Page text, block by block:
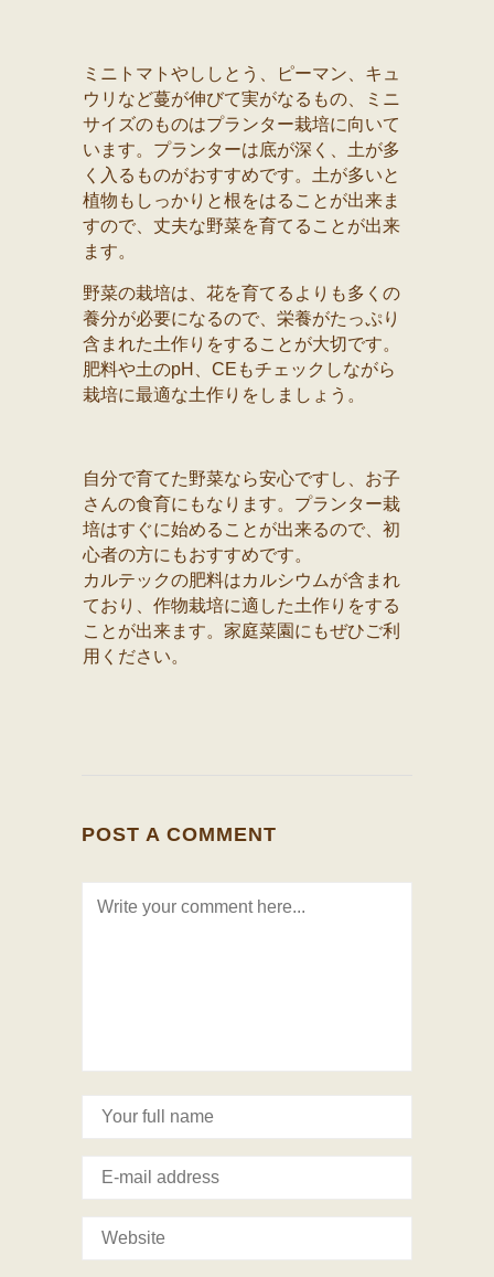
ミニトマトやししとう、ピーマン、キュ
ウリなど蔓が伸びて実がなるもの、ミニ
サイズのものはプランター栽培に向いて
います。プランターは底が深く、土が多
く入るものがおすすめです。土が多いと
植物もしっかりと根をはることが出来ま
すので、丈夫な野菜を育てることが出来
ます。
野菜の栽培は、花を育てるよりも多くの
養分が必要になるので、栄養がたっぷり
含まれた土作りをすることが大切です。
肥料や土のpH、CEもチェックしながら
栽培に最適な土作りをしましょう。
自分で育てた野菜なら安心ですし、お子
さんの食育にもなります。プランター栽
培はすぐに始めることが出来るので、初
心者の方にもおすすめです。
カルテックの肥料はカルシウムが含まれ
ており、作物栽培に適した土作りをする
ことが出来ます。家庭菜園にもぜひご利
用ください。
POST A COMMENT